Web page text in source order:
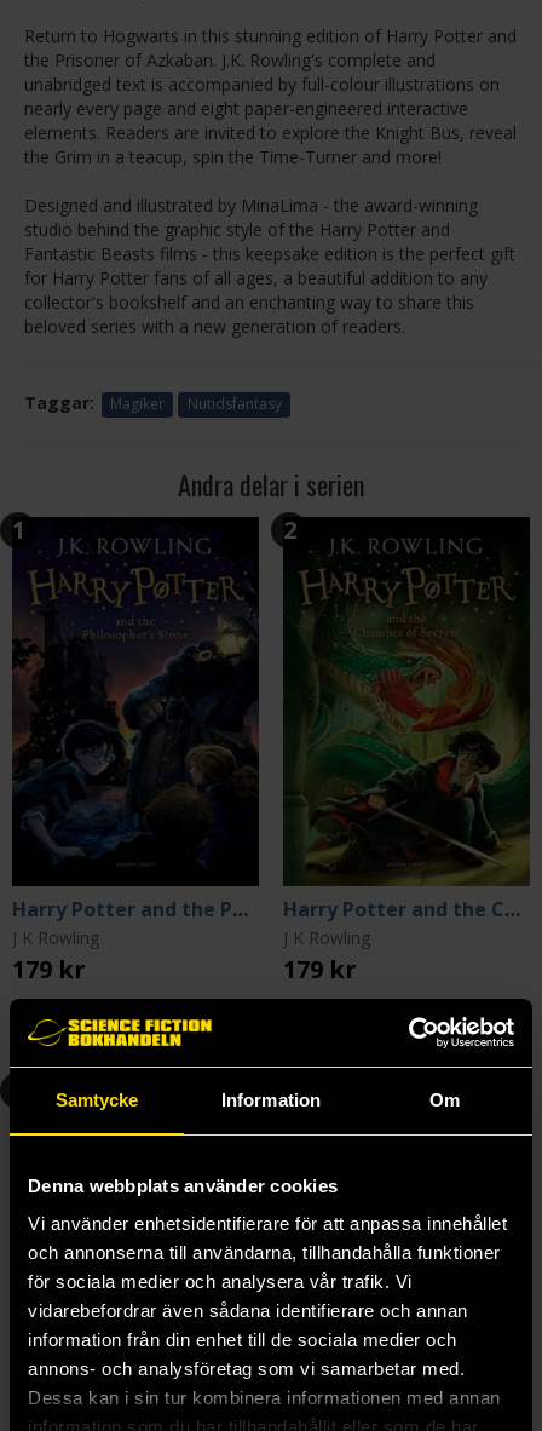
Samtycke Information Om
Denna webbplats använder cookies
Vi använder enhetsidentifierare för att anpassa innehållet
och annonserna till användarna, tillhandahålla funktioner
för sociala medier och analysera vår trafik. Vi
vidarebefordrar även sådana identifierare och annan
information från din enhet till de sociala medier och
annons- och analysföretag som vi samarbetar med.
Dessa kan i sin tur kombinera informationen med annan
information som du har tillhandahållit eller som de har
Return to Hogwarts in this stunning edition of Harry Potter and
the Prisoner of Azkaban. J.K. Rowling's complete and
unabridged text is accompanied by full-colour illustrations on
nearly every page and eight paper-engineered interactive
elements. Readers are invited to explore the Knight Bus, reveal
the Grim in a teacup, spin the Time-Turner and more!
Designed and illustrated by MinaLima - the award-winning
studio behind the graphic style of the Harry Potter and
Fantastic Beasts films - this keepsake edition is the perfect gift
for Harry Potter fans of all ages, a beautiful addition to any
collector's bookshelf and an enchanting way to share this
beloved series with a new generation of readers.
Taggar: Magiker Nutidsfantasy
Andra delar i serien
1
Harry Potter and the Philosopher's Stone
J K Rowling
179 kr
Beställ
2
Harry Potter and the Chamber of Secrets
J K Rowling
179 kr
4